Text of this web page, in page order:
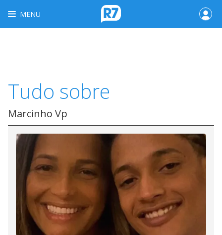
MENU
Tudo sobre
Marcinho Vp